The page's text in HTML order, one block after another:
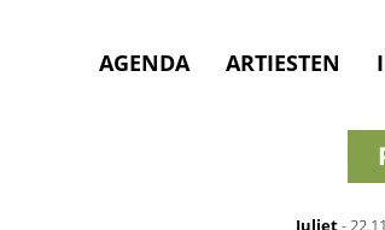
AGENDA ARTIESTEN
Juliet-